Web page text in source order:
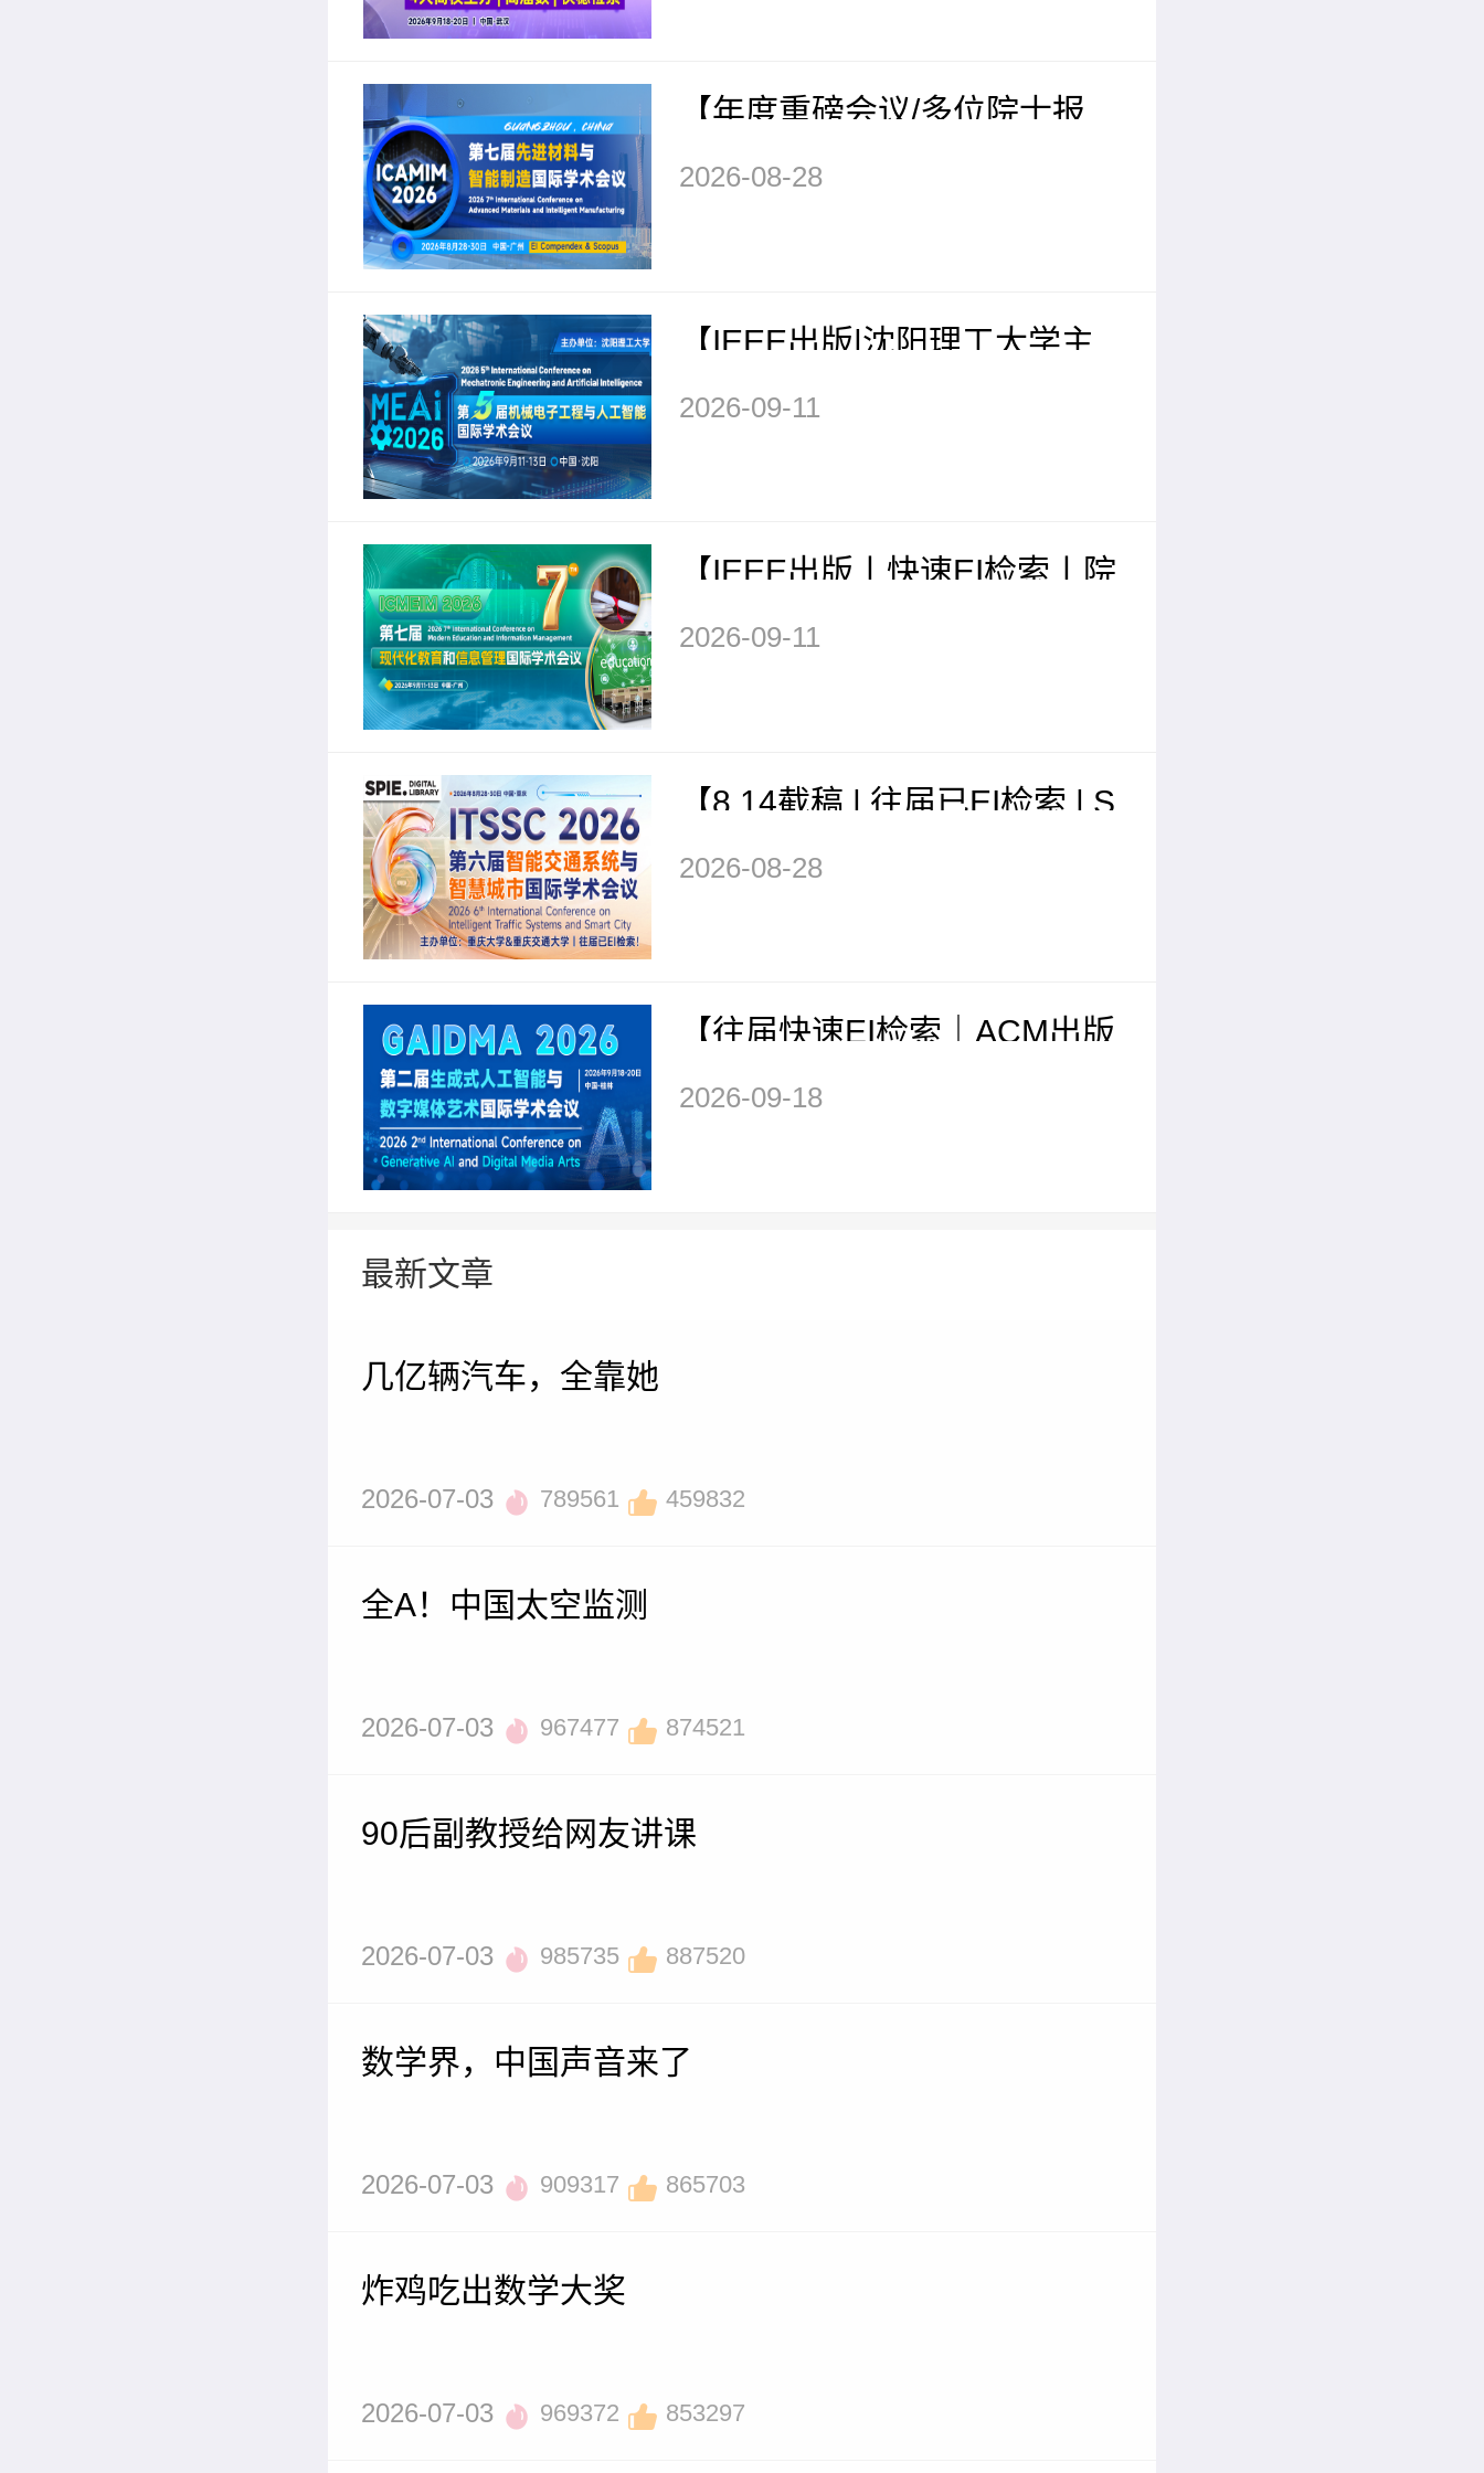
【年度重磅会议/多位院士报
告/EI快检索】第七届先进材料
2026-08-28
【IEEE出版|沈阳理工大学主
办】第五届机械电子工程与人
2026-09-11
【IEEE出版丨快速EI检索丨院
士、会士加盟】第七届现代化
2026-09-11
【8.14截稿 | 往届已EI检索 | S
CIE期刊征稿】第六届智能交
2026-08-28
【往届快速EI检索｜ACM出版
｜高校主办】第二届生成式AI
2026-09-18
最新文章
几亿辆汽车，全靠她
2026-07-03 789561 459832
全A！中国太空监测
2026-07-03 967477 874521
90后副教授给网友讲课
2026-07-03 985735 887520
数学界，中国声音来了
2026-07-03 909317 865703
炸鸡吃出数学大奖
2026-07-03 969372 853297